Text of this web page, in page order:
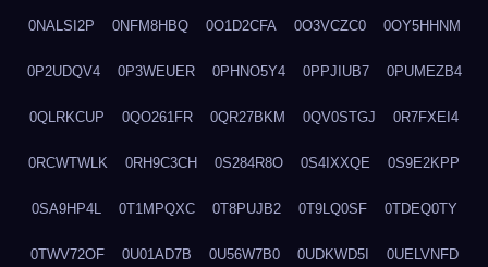
0NALSI2P 0NFM8HBQ 0O1D2CFA 0O3VCZC0 0OY5HHNM
0P2UDQV4 0P3WEUER 0PHNO5Y4 0PPJIUB7 0PUMEZB4
0QLRKCUP 0QO261FR 0QR27BKM 0QV0STGJ 0R7FXEI4
0RCWTWLK 0RH9C3CH 0S284R8O 0S4IXXQE 0S9E2KPP
0SA9HP4L 0T1MPQXC 0T8PUJB2 0T9LQ0SF 0TDEQ0TY
0TWV72OF 0U01AD7B 0U56W7B0 0UDKWD5I 0UELVNFD